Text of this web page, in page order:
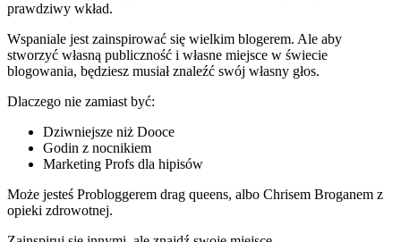
prawdziwy wkład.
Wspaniale jest zainspirować się wielkim blogerem. Ale aby
stworzyć własną publiczność i własne miejsce w świecie
blogowania, będziesz musiał znaleźć swój własny głos.
Dlaczego nie zamiast być:
Dziwniejsze niż Dooce
Godin z nocnikiem
Marketing Profs dla hipisów
Może jesteś Probloggerem drag queens, albo Chrisem Broganem z
opieki zdrowotnej.